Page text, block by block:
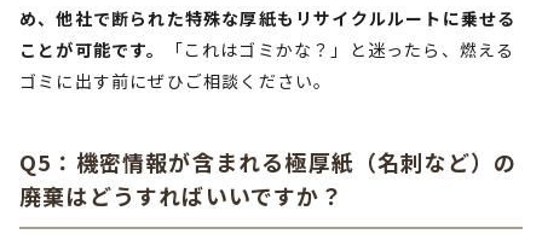
め、他社で断られた特殊な厚紙もリサイクルルートに乗せる
ことが可能です。
「これはゴミかな？」と迷ったら、燃える
ゴミに出す前にぜひご相談ください。
Q5：機密情報が含まれる極厚紙（名刺など）の
廃棄はどうすればいいですか？